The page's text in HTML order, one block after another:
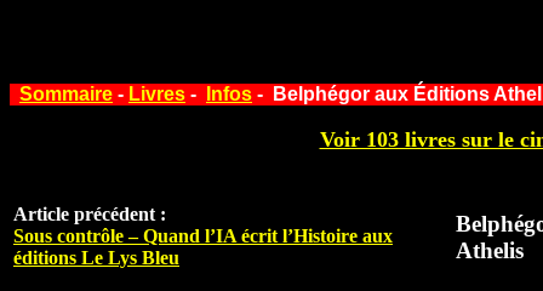
Sommaire - Livres - Infos - Belphégor aux Éditions
Voir 103 livres sur le
Article précédent :
Sous contrôle – Quand l’IA écrit l’Histoire aux
éditions Le Lys Bleu
Athelis